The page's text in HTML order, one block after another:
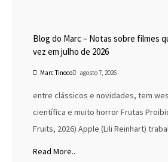
Blog do Marc – Notas sobre filmes
vez em julho de 2026
Marc Tinoco agosto 7, 2026
entre clássicos e novidades, tem
científica e muito horror Frutas
Fruits, 2026) Apple (Lili Reinhart)
Read More..